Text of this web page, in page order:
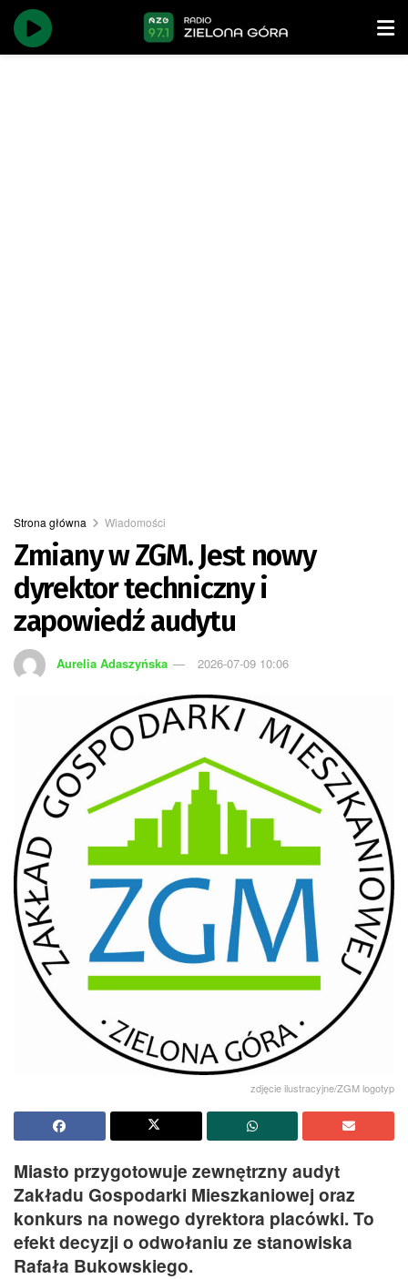
Strona główna Wiadomości
Zmiany w ZGM. Jest nowy
dyrektor techniczny i
zapowiedź audytu
Aurelia Adaszyńska 2026-07-09 10:06
zdjęcie ilustracyjne/ZGM logotyp
Miasto przygotowuje zewnętrzny audyt
Zakładu Gospodarki Mieszkaniowej oraz
konkurs na nowego dyrektora placówki. To
efekt decyzji o odwołaniu ze stanowiska
Rafała Bukowskiego.